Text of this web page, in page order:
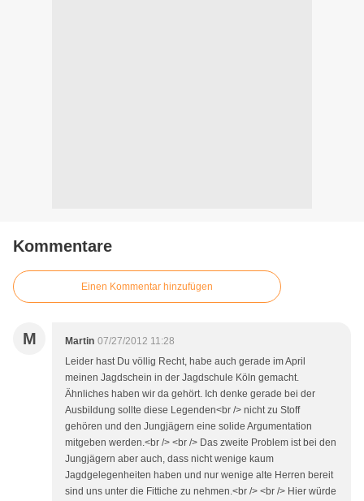
Kommentare
Einen Kommentar hinzufügen
M Martin 07/27/2012 11:28
Leider hast Du völlig Recht, habe auch gerade im April
meinen Jagdschein in der Jagdschule Köln gemacht.
Ähnliches haben wir da gehört. Ich denke gerade bei der
Ausbildung sollte diese Legenden<br /> nicht zu Stoff
gehören und den Jungjägern eine solide Argumentation
mitgeben werden.<br /> <br /> Das zweite Problem ist bei den
Jungjägern aber auch, dass nicht wenige kaum
Jagdgelegenheiten haben und nur wenige alte Herren bereit
sind uns unter die Fittiche zu nehmen.<br /> <br /> Hier würde